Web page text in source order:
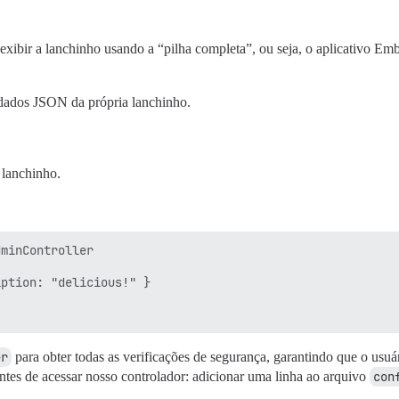
a lanchinho usando a “pilha completa”, ou seja, o aplicativo
JSON da própria lanchinho.
"delicious!" }
para obter todas as verificações de segurança, garantindo que o
de acessar nosso controlador: adicionar uma linha ao arquivo